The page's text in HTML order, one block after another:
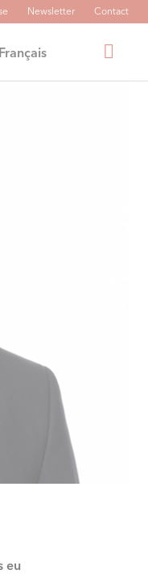
Newsletter Contact
Français
eu